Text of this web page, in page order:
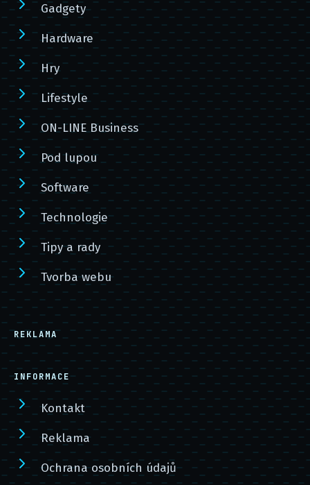
Gadgety
Hardware
Hry
Lifestyle
ON-LINE Business
Pod lupou
Software
Technologie
Tipy a rady
Tvorba webu
REKLAMA
INFORMACE
Kontakt
Reklama
Ochrana osobních údajů